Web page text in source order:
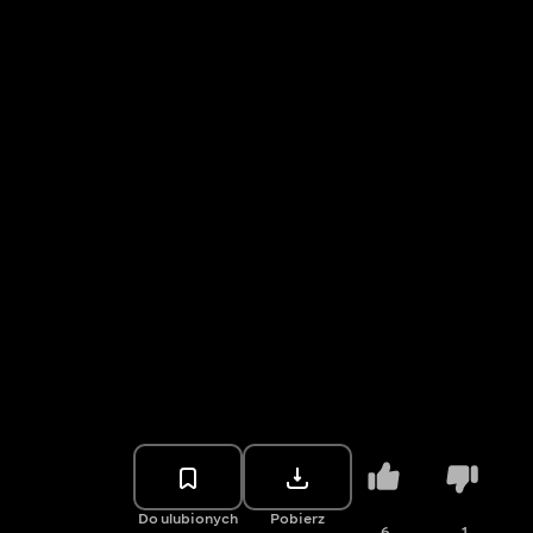
Do ulubionych Pobierz